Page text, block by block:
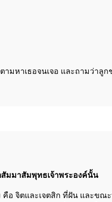
ามหาเธอจนเจอ และถามว่า
มมาสัมพุทธเจ้าพระองค์นั้น
อ จิตและเจตสิก ที่ฝัน และข